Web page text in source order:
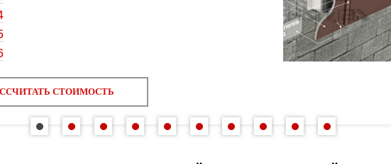
СТОИМОСТЬ